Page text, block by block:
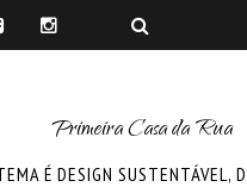
Primeira Casa da Rua
É DESIGN SUSTENTÁVEL,